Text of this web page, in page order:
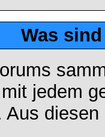
Was
jedem
Aus